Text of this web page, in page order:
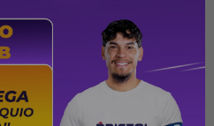
para la oreja (cm): 9.63
para la oreja (cm): 7.88
para la oreja (cm): 6